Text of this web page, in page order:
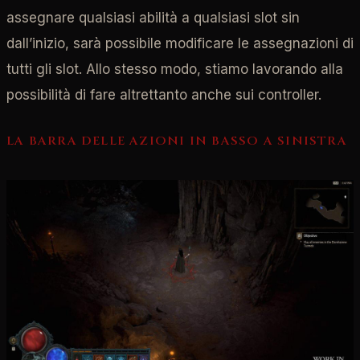
assegnare qualsiasi abilità a qualsiasi slot sin
dall’inizio, sarà possibile modificare le assegnazioni di
tutti gli slot. Allo stesso modo, stiamo lavorando alla
possibilità di fare altrettanto anche sui controller.
LA BARRA DELLE AZIONI IN BASSO A SINISTRA